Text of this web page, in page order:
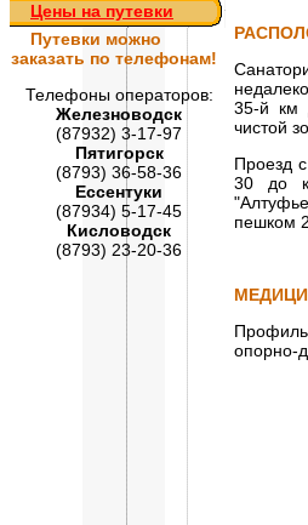
Цены на путевки
Путевки можно
заказать по телефонам!
Телефоны операторов:
Железноводск
(87932) 3-17-97
Пятигорск
(8793) 36-58-36
Ессентуки
(87934) 5-17-45
Кисловодск
(8793) 23-20-36
35-й км
чистой
Проезд
30 до
пешком
Профиль
опорно-